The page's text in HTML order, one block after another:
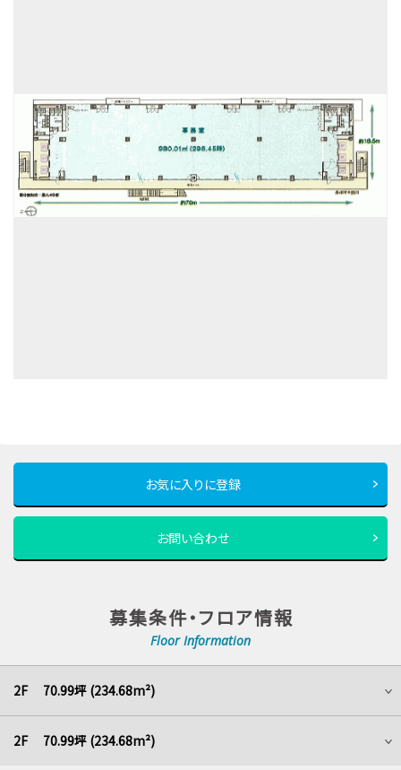
お気に入りに登録
お問い合わせ
募集条件・フロア情報
Floor Information
2F 70.99坪 (234.68m²)
2F 70.99坪 (234.68m²)